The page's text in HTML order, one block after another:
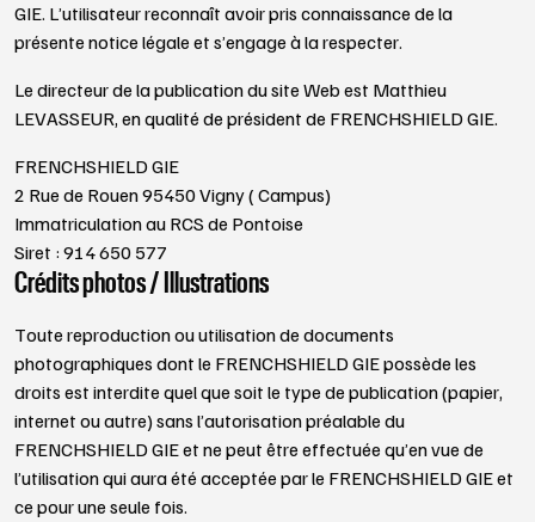
GIE. L’utilisateur reconnaît avoir pris connaissance de la
présente notice légale et s’engage à la respecter.
Le directeur de la publication du site Web est Matthieu
LEVASSEUR, en qualité de président de FRENCHSHIELD GIE.
FRENCHSHIELD GIE
2 Rue de Rouen 95450 Vigny ( Campus)
Immatriculation au RCS de Pontoise
Siret : 914 650 577
Crédits photos / Illustrations
Toute reproduction ou utilisation de documents
photographiques dont le FRENCHSHIELD GIE possède les
droits est interdite quel que soit le type de publication (papier,
internet ou autre) sans l’autorisation préalable du
FRENCHSHIELD GIE et ne peut être effectuée qu’en vue de
l’utilisation qui aura été acceptée par le FRENCHSHIELD GIE et
ce pour une seule fois.